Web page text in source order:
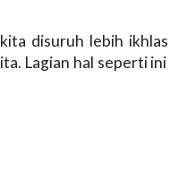
disuruh lebih
Lagian hal seperti